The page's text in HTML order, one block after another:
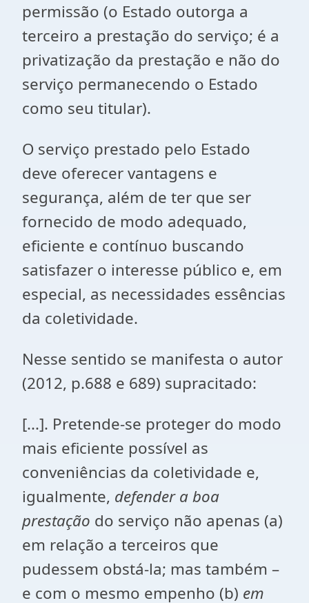
permissão (o Estado outorga a
terceiro a prestação do serviço; é a
privatização da prestação e não do
serviço permanecendo o Estado
como seu titular).
O serviço prestado pelo Estado
deve oferecer vantagens e
segurança, além de ter que ser
fornecido de modo adequado,
eficiente e contínuo buscando
satisfazer o interesse público e, em
especial, as necessidades essências
da coletividade.
Nesse sentido se manifesta o autor
(2012, p.688 e 689) supracitado:
[...]. Pretende-se proteger do modo
mais eficiente possível as
conveniências da coletividade e,
igualmente, defender a boa
prestação do serviço não apenas (a)
em relação a terceiros que
pudessem obstá-la; mas também –
e com o mesmo empenho (b) em